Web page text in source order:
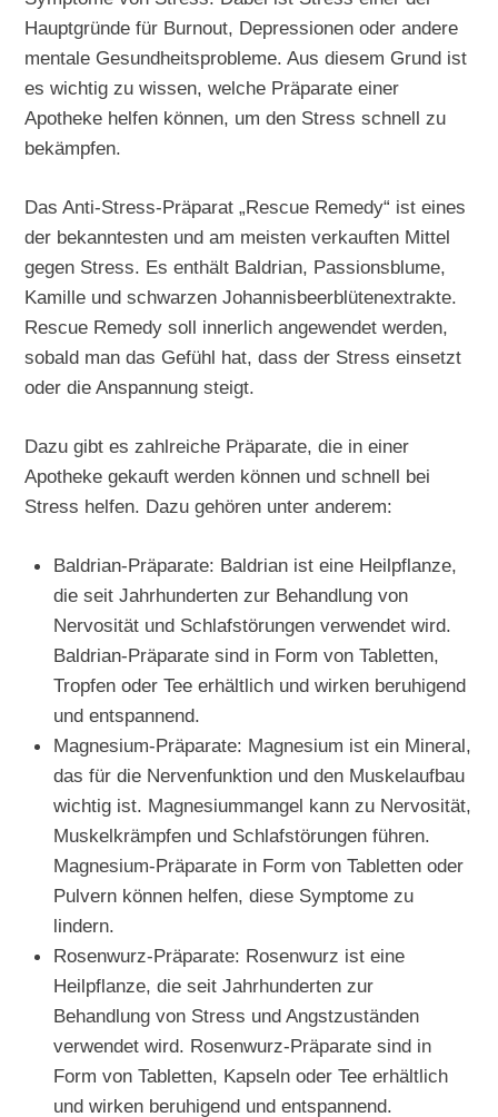
Hauptgründe für Burnout, Depressionen oder andere
mentale Gesundheitsprobleme. Aus diesem Grund ist
es wichtig zu wissen, welche Präparate einer
Apotheke helfen können, um den Stress schnell zu
bekämpfen.
Das Anti-Stress-Präparat „Rescue Remedy“ ist eines
der bekanntesten und am meisten verkauften Mittel
gegen Stress. Es enthält Baldrian, Passionsblume,
Kamille und schwarzen Johannisbeerblütenextrakte.
Rescue Remedy soll innerlich angewendet werden,
sobald man das Gefühl hat, dass der Stress einsetzt
oder die Anspannung steigt.
Dazu gibt es zahlreiche Präparate, die in einer
Apotheke gekauft werden können und schnell bei
Stress helfen. Dazu gehören unter anderem:
Baldrian-Präparate: Baldrian ist eine Heilpflanze,
die seit Jahrhunderten zur Behandlung von
Nervosität und Schlafstörungen verwendet wird.
Baldrian-Präparate sind in Form von Tabletten,
Tropfen oder Tee erhältlich und wirken beruhigend
und entspannend.
Magnesium-Präparate: Magnesium ist ein Mineral,
das für die Nervenfunktion und den Muskelaufbau
wichtig ist. Magnesiummangel kann zu Nervosität,
Muskelkrämpfen und Schlafstörungen führen.
Magnesium-Präparate in Form von Tabletten oder
Pulvern können helfen, diese Symptome zu
lindern.
Rosenwurz-Präparate: Rosenwurz ist eine
Heilpflanze, die seit Jahrhunderten zur
Behandlung von Stress und Angstzuständen
verwendet wird. Rosenwurz-Präparate sind in
Form von Tabletten, Kapseln oder Tee erhältlich
und wirken beruhigend und entspannend.